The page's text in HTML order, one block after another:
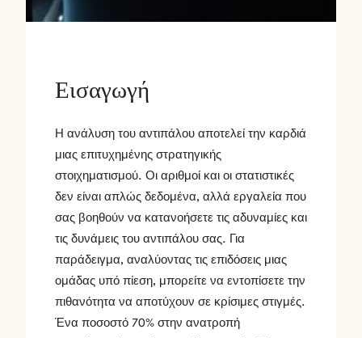
Εισαγωγή
Η ανάλυση του αντιπάλου αποτελεί την καρδιά
μιας επιτυχημένης στρατηγικής
στοιχηματισμού. Οι αριθμοί και οι στατιστικές
δεν είναι απλώς δεδομένα, αλλά εργαλεία που
σας βοηθούν να κατανοήσετε τις αδυναμίες και
τις δυνάμεις του αντιπάλου σας. Για
παράδειγμα, αναλύοντας τις επιδόσεις μιας
ομάδας υπό πίεση, μπορείτε να εντοπίσετε την
πιθανότητα να αποτύχουν σε κρίσιμες στιγμές.
Ένα ποσοστό 70% στην ανατροπή